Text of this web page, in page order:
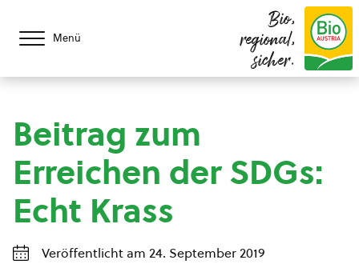
Menü
Bio,
regional,
sicher.
Beitrag zum
Erreichen der SDGs:
Echt Krass
Veröffentlicht am 24. September 2019